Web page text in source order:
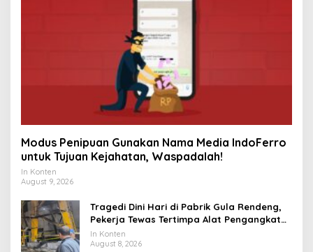
Modus Penipuan Gunakan Nama Media IndoFerro
untuk Tujuan Kejahatan, Waspadalah!
In Konten
August 9, 2026
Tragedi Dini Hari di Pabrik Gula Rendeng,
Pekerja Tewas Tertimpa Alat Pengangkat
Tebu
In Konten
August 8, 2026